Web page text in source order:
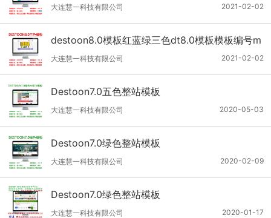
06dt8
2021-02-02
大连慧一科技有限公司
destoon8.0模板红蓝绿三色dt8.0模板模板编号m
04dt8
2021-02-02
大连慧一科技有限公司
Destoon7.0五色整站模板
2020-05-03
大连慧一科技有限公司
Destoon7.0绿色整站模板
2020-02-09
大连慧一科技有限公司
Destoon7.0绿色整站模板
2020-01-17
大连慧一科技有限公司